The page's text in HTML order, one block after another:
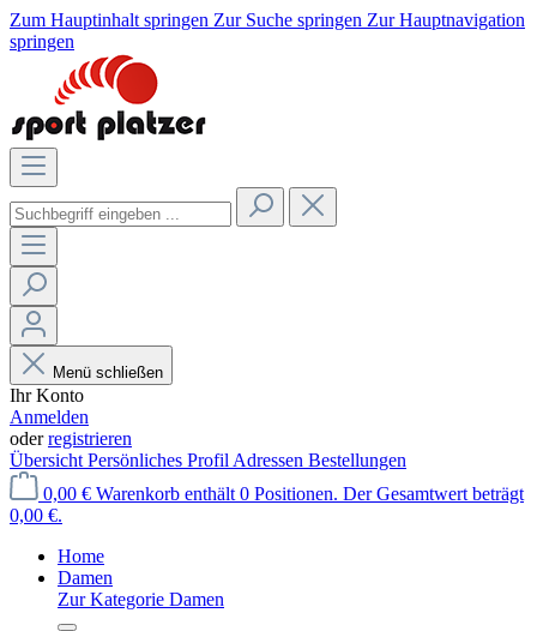
Zum Hauptinhalt springen Zur Suche springen Zur Hauptnavigation
springen
Menü schließen
Ihr Konto
Anmelden
oderregistrieren
Übersicht Persönliches Profil Adressen Bestellungen
0,00 € Warenkorb enthält 0 Positionen. Der Gesamtwert beträgt
0,00 €.
Home
Damen
Zur Kategorie Damen